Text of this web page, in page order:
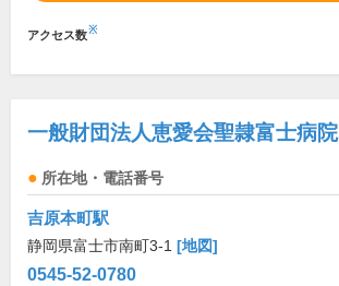
アクセス数※
一般財団法人恵愛会聖隷富士病院
所在地・電話番号
吉原本町駅
静岡県富士市南町3-1 [地図]
0545-52-0780